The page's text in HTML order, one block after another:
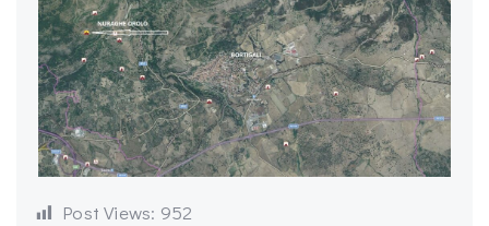
Post Views: 952